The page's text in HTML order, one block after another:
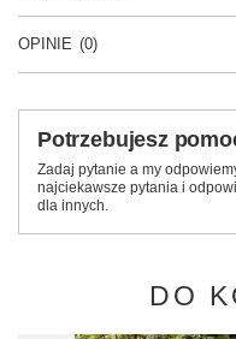
OPINIE (0)
Potrzebujesz
Zadaj pytanie a my
najciekawsze pytania i
dla innych.
DO